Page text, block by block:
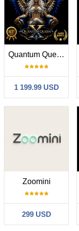
Quantum Queen X MT5
1 199.99 USD
Zoomini
299 USD